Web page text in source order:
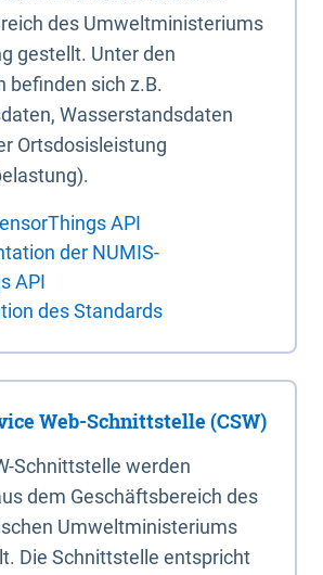
des Umweltministeriums
gestellt. Unter den
befinden sich z.B.
Wasserstandsdaten
Ortsdosisleistung
API
der NUMIS-
API
des Standards
Web-Schnittstelle (CSW)
Schnittstelle werden
dem Geschäftsbereich des
Umweltministeriums
Die Schnittstelle entspricht